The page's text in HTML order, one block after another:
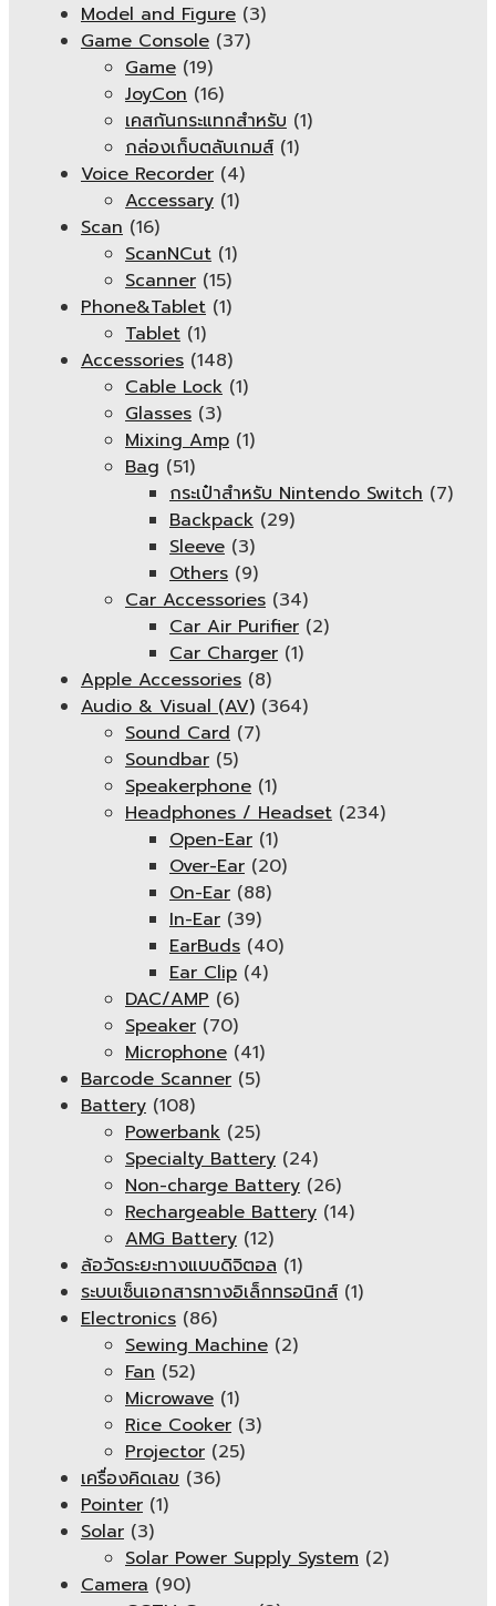
Model and Figure (3)
Game Console (37)
Game (19)
JoyCon (16)
เคสกันกระแทกสำหรับ (1)
กล่องเก็บตลับเกมส์ (1)
Voice Recorder (4)
Accessary (1)
Scan (16)
ScanNCut (1)
Scanner (15)
Phone&Tablet (1)
Tablet (1)
Accessories (148)
Cable Lock (1)
Glasses (3)
Mixing Amp (1)
Bag (51)
กระเป๋าสำหรับ Nintendo Switch (7)
Backpack (29)
Sleeve (3)
Others (9)
Car Accessories (34)
Car Air Purifier (2)
Car Charger (1)
Apple Accessories (8)
Audio & Visual (AV) (364)
Sound Card (7)
Soundbar (5)
Speakerphone (1)
Headphones / Headset (234)
Open-Ear (1)
Over-Ear (20)
On-Ear (88)
In-Ear (39)
EarBuds (40)
Ear Clip (4)
DAC/AMP (6)
Speaker (70)
Microphone (41)
Barcode Scanner (5)
Battery (108)
Powerbank (25)
Specialty Battery (24)
Non-charge Battery (26)
Rechargeable Battery (14)
AMG Battery (12)
ล้อวัดระยะทางแบบดิจิตอล (1)
ระบบเซ็นเอกสารทางอิเล็กทรอนิกส์ (1)
Electronics (86)
Sewing Machine (2)
Fan (52)
Microwave (1)
Rice Cooker (3)
Projector (25)
เครื่องคิดเลข (36)
Pointer (1)
Solar (3)
Solar Power Supply System (2)
Camera (90)